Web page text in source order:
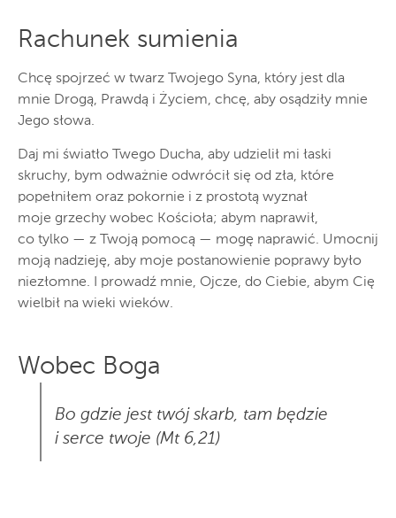
Rachunek sumienia
Chcę spojrzeć w twarz Twojego Syna, który jest dla
mnie Drogą, Prawdą i Życiem, chcę, aby osądziły mnie
Jego słowa.
Daj mi światło Twego Ducha, aby udzielił mi łaski
skruchy, bym odważnie odwrócił się od zła, które
popełniłem oraz pokornie i z prostotą wyznał
moje grzechy wobec Kościoła; abym naprawił,
co tylko — z Twoją pomocą — mogę naprawić. Umocnij
moją nadzieję, aby moje postanowienie poprawy było
niezłomne. I prowadź mnie, Ojcze, do Ciebie, abym Cię
wielbił na wieki wieków.
Wobec Boga
Bo gdzie jest twój skarb, tam będzie
i serce twoje (Mt 6,21)